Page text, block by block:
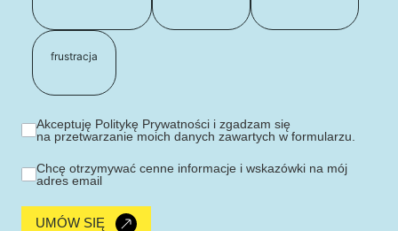
frustracja
Akceptuję Politykę Prywatności i zgadzam się
na przetwarzanie moich danych zawartych w formularzu.
Chcę otrzymywać cenne informacje i wskazówki na mój
adres email
UMÓW SIĘ